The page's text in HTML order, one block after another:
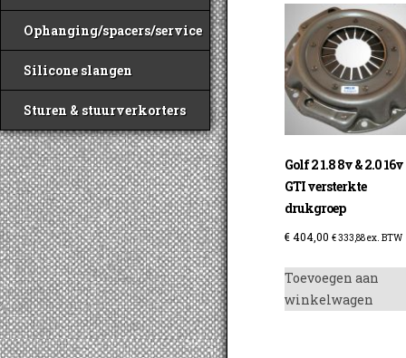
Ophanging/spacers/service
Silicone slangen
Sturen & stuurverkorters
Golf 2 1.8 8v & 2.0 16v
GTI versterkte
drukgroep
€404,00 €333,88ex. BTW
Toevoegen aan
winkelwagen